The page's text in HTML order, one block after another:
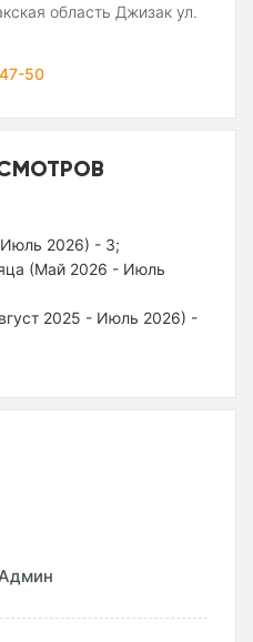
область Джизак ул.
50
2026) - 3;
(Май 2026 - Июль
2025 - Июль 2026) -